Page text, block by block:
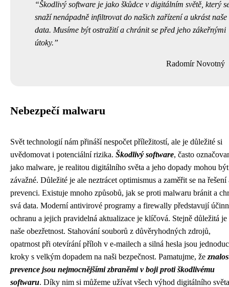
Škodlivý software je jako škůdce v digitálním světě, který
snaží nenápadně infiltrovat do našich zařízení a ukrást naše
data. Musíme být ostražití a chránit se před jeho zákeřnými
útoky.
Radomír Novotný
Nebezpečí malwaru
Svět technologií nám přináší nespočet příležitostí, ale je důležité si
uvědomovat i potenciální rizika. Škodlivý software, často
jako malware, je realitou digitálního světa a jeho dopady mohou být
závažné. Důležité je ale neztrácet optimismus a zaměřit se na řešení
prevenci. Existuje mnoho způsobů, jak se proti malwaru bránit a
svá data. Moderní antivirové programy a firewally představují
ochranu a jejich pravidelná aktualizace je klíčová. Stejně důležitá je
naše obezřetnost. Stahování souborů z důvěryhodných zdrojů,
opatrnost při otevírání příloh v e-mailech a silná hesla jsou
kroky s velkým dopadem na naši bezpečnost. Pamatujme, že
prevence jsou nejmocnějšími zbraněmi v boji proti škodlivému
softwaru. Díky nim si můžeme užívat všech výhod digitálního světa